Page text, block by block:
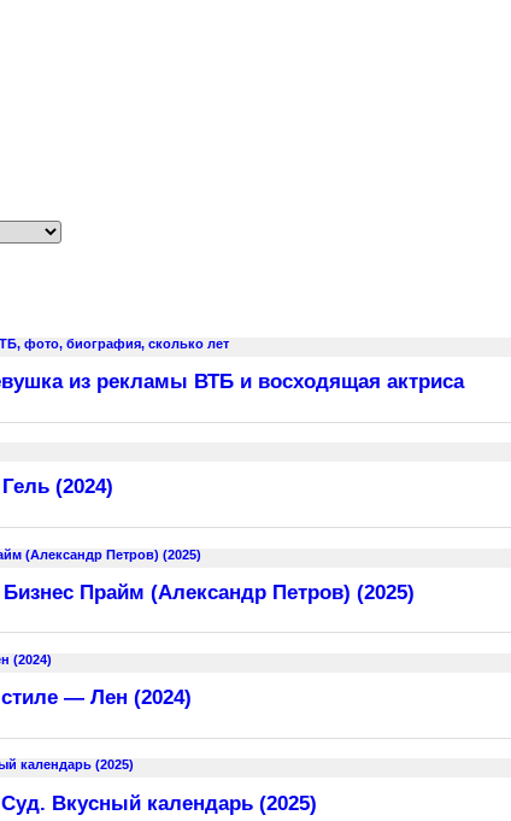
из рекламы ВТБ и восходящая актриса
(2024)
Прайм (Александр Петров) (2025)
— Лен (2024)
Вкусный календарь (2025)